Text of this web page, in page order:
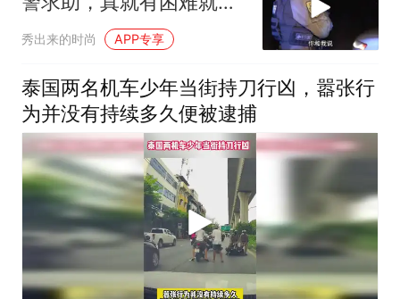
警察蜀黍
秀出来的时尚 APP专享
泰国两名机车少年当街持刀行凶，嚣张行
为并没有持续多久便被逮捕